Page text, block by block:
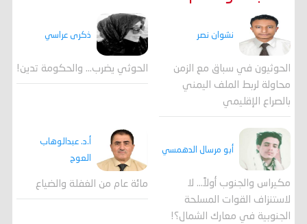
نشوان نصر
الحوثيون في سباق مع الزمن
محاولة لربط الملف اليمني
بالصراع الإقليمي
ذكرى عراسي
الحوثي يضرب… والحكومة تدين!
أبو مرسال الدهمسي
مكيراس والجنوب أولاً... لا
لاستنزاف القوات المسلحة
الجنوبية في معارك الشمال؟!
أ.د. عبدالوهاب
العوج
مائة عام من الغفلة والضياع